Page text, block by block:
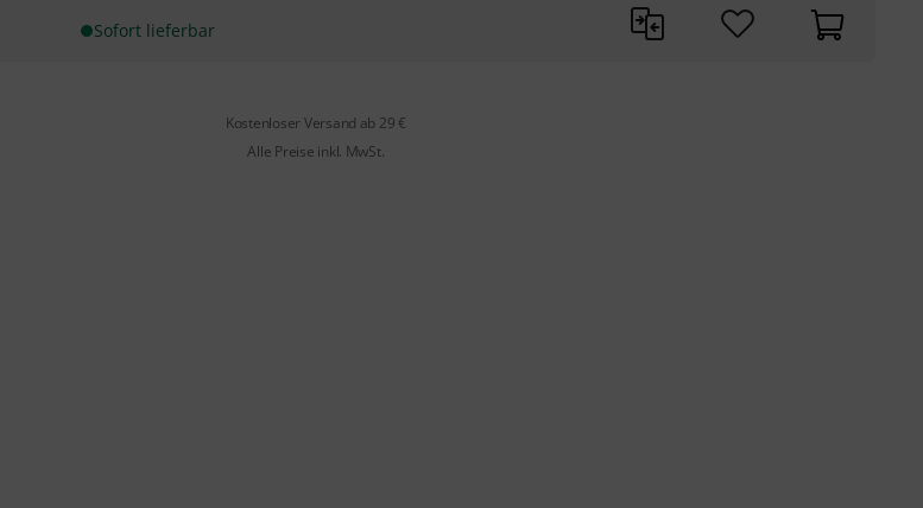
Sofort lieferbar
Kostenloser Versand ab 29 €
Alle Preise inkl. MwSt.